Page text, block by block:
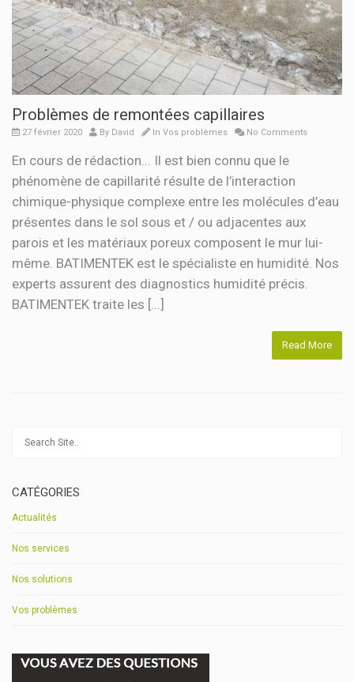
Problèmes de remontées capillaires
27 février 2020 By David In Vos problèmes No Comments
En cours de rédaction... Il est bien connu que le
phénomène de capillarité résulte de l’interaction
chimique-physique complexe entre les molécules d’eau
présentes dans le sol sous et / ou adjacentes aux
parois et les matériaux poreux composent le mur lui-
même. BATIMENTEK est le spécialiste en humidité. Nos
experts assurent des diagnostics humidité précis.
BATIMENTEK traite les [...]
Read More
CATÉGORIES
Actualités
Nos services
Nos solutions
Vos problèmes